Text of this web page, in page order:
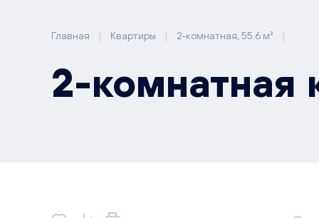
Главная | Квартиры | 2-комнатная, 55.6 м² |
2-комнатная